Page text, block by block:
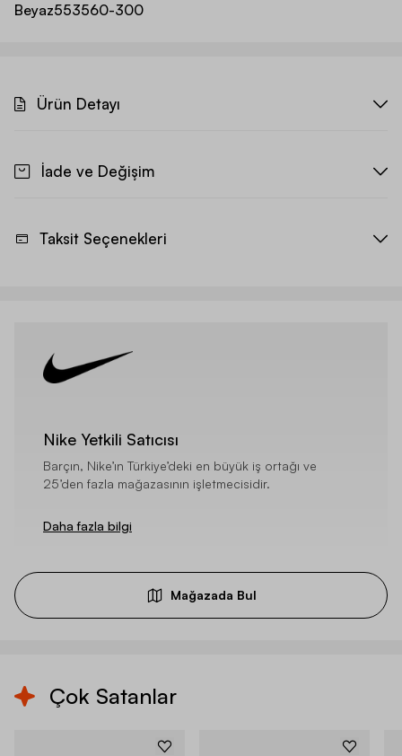
Beyaz553560-300
Ürün Detayı
İade ve Değişim
Taksit Seçenekleri
Nike Yetkili Satıcısı
Barçın, Nike’ın Türkiye’deki en büyük iş ortağı ve
25’den fazla mağazasının işletmecisidir.
Daha fazla bilgi
Mağazada Bul
Çok Satanlar